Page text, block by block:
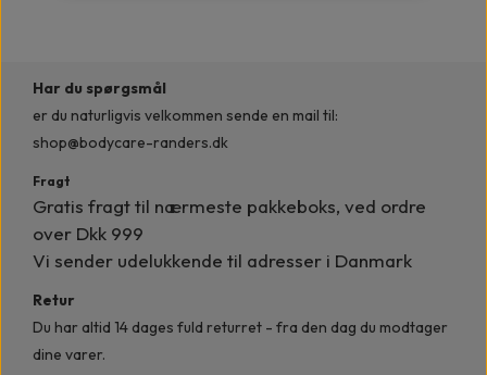
Har du spørgsmål
er du naturligvis velkommen sende en mail til:
shop@bodycare-randers.dk
Fragt
Gratis fragt til nærmeste pakkeboks, ved ordre
over Dkk 999
Vi sender udelukkende til adresser i Danmark
Retur
Du har altid 14 dages fuld returret - fra den dag du modtager
dine varer.